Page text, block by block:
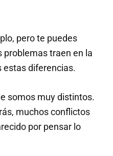
pero te puedes
problemas traen en la
estas diferencias.
somos muy distintos.
muchos conflictos
por pensar lo